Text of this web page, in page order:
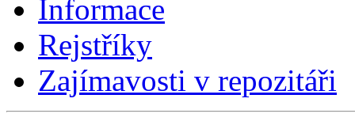
Informace
Rejstříky
Zajímavosti v repozitáři